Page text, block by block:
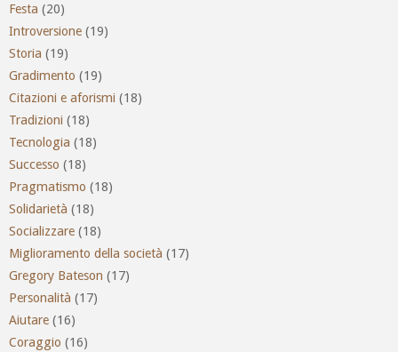
Festa (20)
Introversione (19)
Storia (19)
Gradimento (19)
Citazioni e aforismi (18)
Tradizioni (18)
Tecnologia (18)
Successo (18)
Pragmatismo (18)
Solidarietà (18)
Socializzare (18)
Miglioramento della società (17)
Gregory Bateson (17)
Personalità (17)
Aiutare (16)
Coraggio (16)